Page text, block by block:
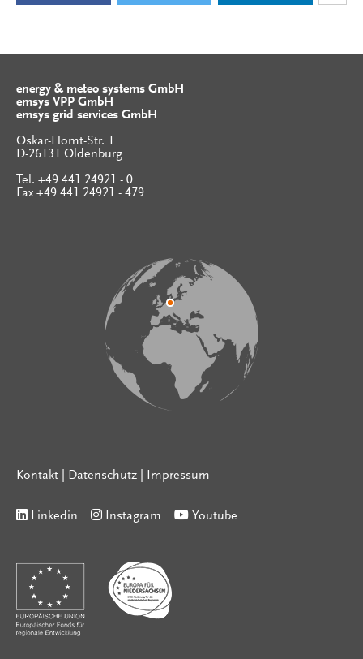
energy & meteo systems GmbH
emsys VPP GmbH
emsys grid services GmbH
Oskar-Homt-Str. 1
D-26131 Oldenburg
Tel. +49 441 24921 - 0
Fax +49 441 24921 - 479
Kontakt Datenschutz Impressum
Linkedin Instagram Youtube